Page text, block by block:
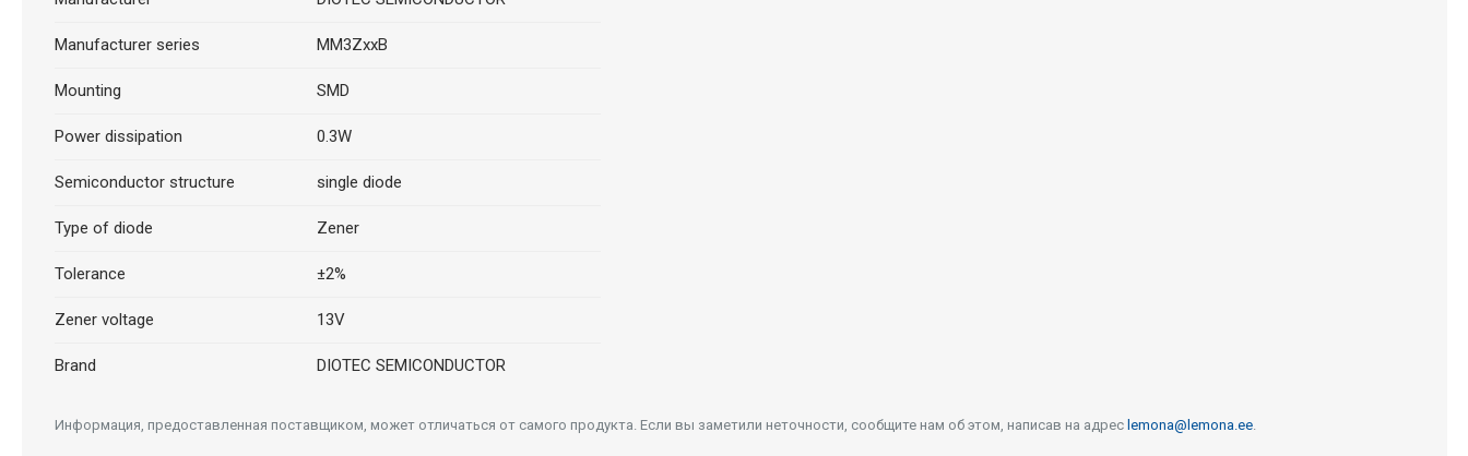
Manufacturer series MM3ZxxB
Mounting SMD
Power dissipation 0.3W
Semiconductor structure single diode
Type of diode Zener
Tolerance ±2%
Zener voltage 13V
Brand DIOTEC SEMICONDUCTOR
Информация, предоставленная поставщиком, может отличаться от самого продукта. Если вы заметили неточности, сообщите нам об этом, написав на адрес lemona@lemona.ee.